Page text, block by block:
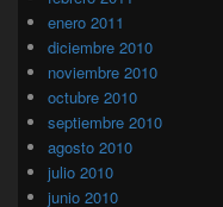
enero 2011
diciembre 2010
noviembre 2010
octubre 2010
septiembre 2010
agosto 2010
julio 2010
junio 2010